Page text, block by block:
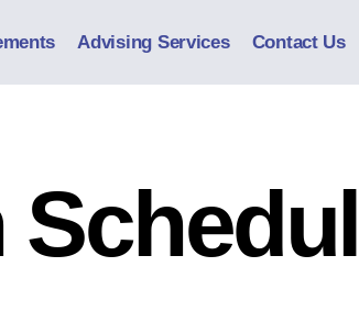
Advising Services Contact Us